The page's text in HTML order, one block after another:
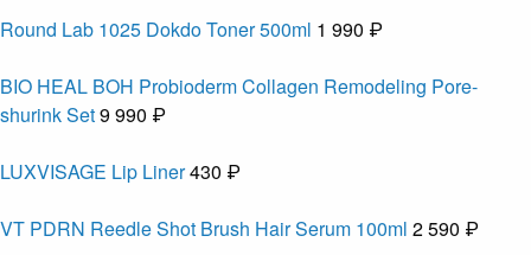
Round Lab 1025 Dokdo Toner 500ml 1 990 ₽
BIO HEAL BOH Probioderm Collagen Remodeling Pore-
shurink Set9 990 ₽
LUXVISAGE Lip Liner430 ₽
VT PDRN Reedle Shot Brush Hair Serum 100ml 2 590 ₽